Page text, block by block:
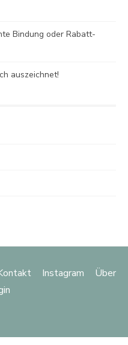
Bindung oder Rabatt-
auszeichnet!
Instagram
Über